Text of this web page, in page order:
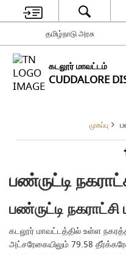
தமிழ்நாடு அரசு
கடலூர் மாவட்டம்
CUDDALORE
முகப்பு
பண்ருட்டி
பண்ருட்டி
கடலூர் மாவட்டத்தில் உள்ள
அட்சரேகையிலும் 79.58